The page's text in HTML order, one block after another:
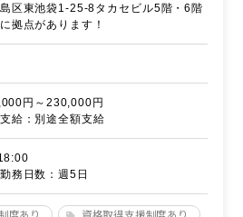
区東池袋1-25-8タカセビル5階・6階
拠点があります！
円～230,000円
給：別途全額支給
務日数：週5日
度あり
資格取得支援制度あり